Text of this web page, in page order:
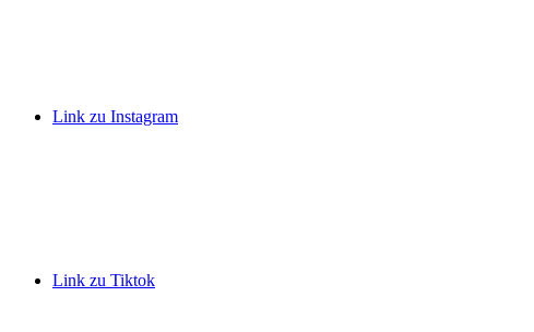
Link zu Instagram
Link zu Tiktok